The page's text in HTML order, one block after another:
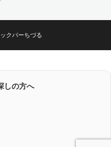
クバーちづる
しの方へ